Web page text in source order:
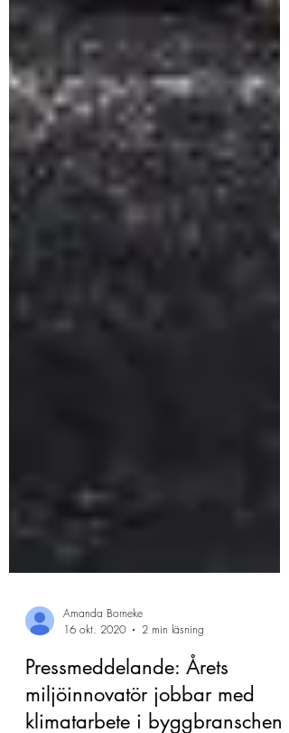
Amanda Borneke
16 okt. 2020
2 min läsning
Pressmeddelande: Årets